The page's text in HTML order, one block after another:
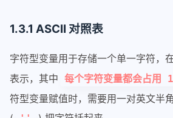
1.3.1 ASCII 对照表
字符型变量用于存储一个单一字符，
表示，其中 每个字符变量都会占用
符型变量赋值时，需要用一对英文半